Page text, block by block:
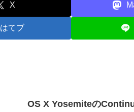
X
はてブ
OS X Yosemiteの